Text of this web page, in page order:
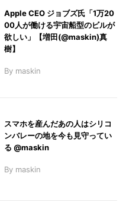
Apple CEO ジョブズ氏「1万20
00人が働ける宇宙船型のビルが
欲しい」【増田(@maskin)真
樹】
By maskin
スマホを産んだあの人はシリコ
ンバレーの地を今も見守ってい
る @maskin
By maskin